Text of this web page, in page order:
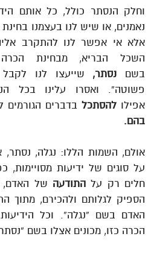
וחלק הנסתר כולל, כל אותם
נאמנים, או שיש לנו בעצמנו
אלא אי אפשר לנו להתקרב
השכל הבריא, מבחינת
בשם נסתר, שייעצו לנו
פשוטה”. ואסרו עלינו בכל
אפילו להסתכל בדברים הגורמים
בהם.
אולם, השמות הללו: נגלה, נסתר,
על סוגים של ידיעות
חלים רק על התודעה של האדם,
הספיק לגלותם ולהכירם, מתוך
האדם בשם “נגלה”. וכל
הכרה כזו, מכונים אצלו בשם